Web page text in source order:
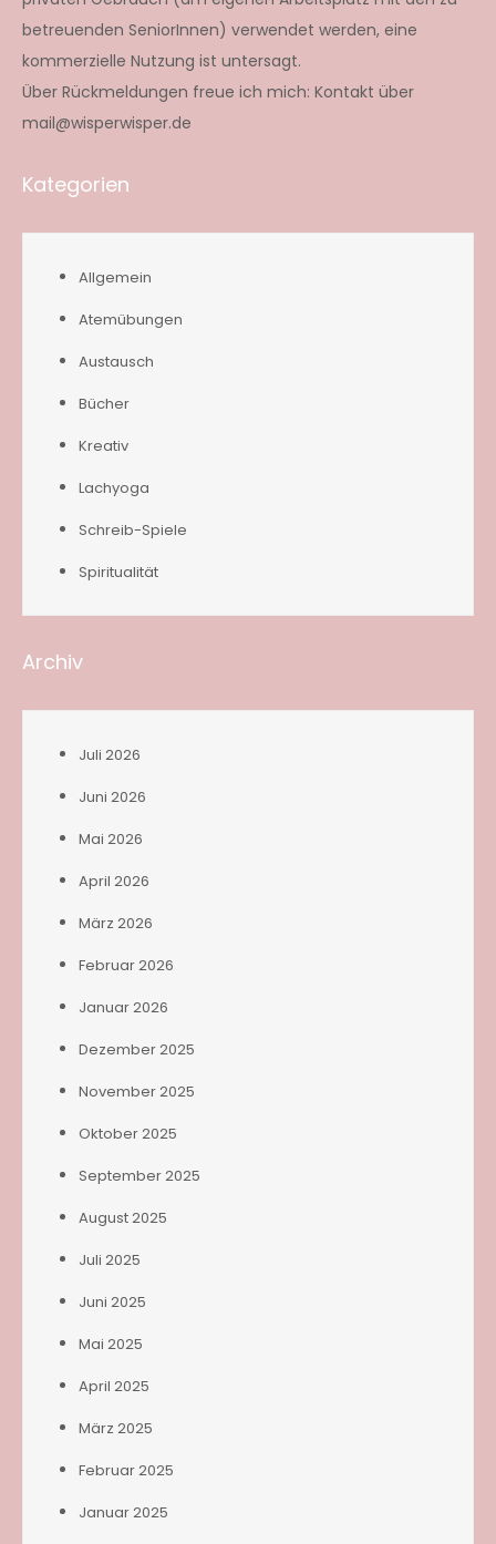
betreuenden SeniorInnen) verwendet werden, eine
kommerzielle Nutzung ist untersagt.
Über Rückmeldungen freue ich mich: Kontakt über
mail@wisperwisper.de
Kategorien
Allgemein
Atemübungen
Austausch
Bücher
Kreativ
Lachyoga
Schreib-Spiele
Spiritualität
Archiv
Juli 2026
Juni 2026
Mai 2026
April 2026
März 2026
Februar 2026
Januar 2026
Dezember 2025
November 2025
Oktober 2025
September 2025
August 2025
Juli 2025
Juni 2025
Mai 2025
April 2025
März 2025
Februar 2025
Januar 2025